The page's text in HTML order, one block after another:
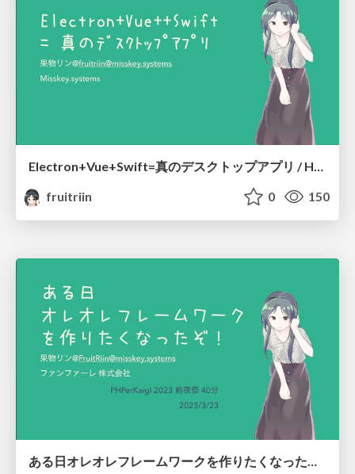
Electron+Vue+Swift=真のデスクトップアプリ / How to create "Really" desktop app using Electron
fruitriin
0 150
ある日オレオレフレームワークを作りたくなったぞ/Want to Create Oreore Framework